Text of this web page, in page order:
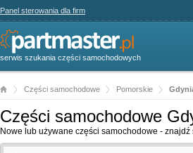
Panel sterowania dla firm
serwis szukania części samochodowych
Części samochodowe Pomorskie
Części samochodowe
Nowe lub używane części samochodowe - znajdź